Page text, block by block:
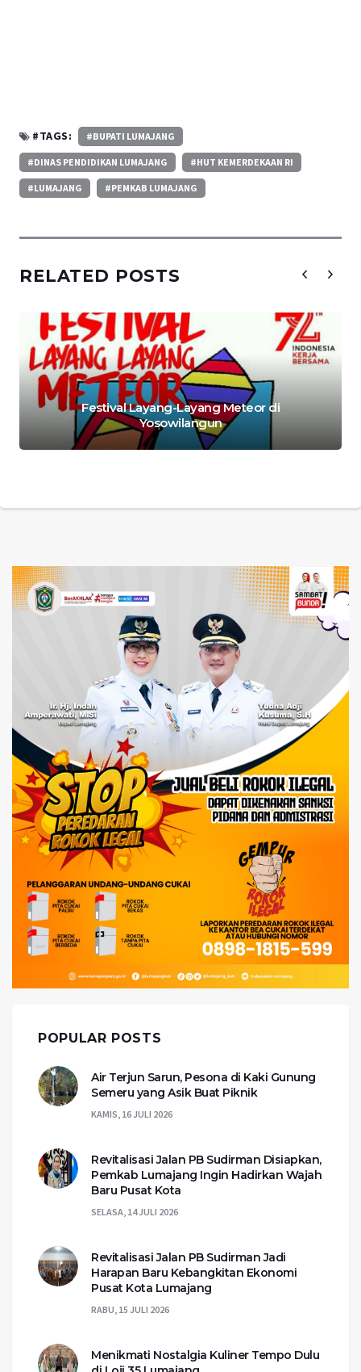
#TAGS: #BUPATI LUMAJANG
#DINAS PENDIDIKAN LUMAJANG #HUT KEMERDEKAAN RI
#LUMAJANG #PEMKAB LUMAJANG
RELATED POSTS
Festival Layang-Layang Meteor di
Yosowilangun
POPULAR POSTS
Air Terjun Sarun, Pesona di Kaki Gunung
Semeru yang Asik Buat Piknik
KAMIS, 16 JULI 2026
Revitalisasi Jalan PB Sudirman Disiapkan,
Pemkab Lumajang Ingin Hadirkan Wajah
Baru Pusat Kota
SELASA, 14 JULI 2026
Revitalisasi Jalan PB Sudirman Jadi
Harapan Baru Kebangkitan Ekonomi
Pusat Kota Lumajang
RABU, 15 JULI 2026
Menikmati Nostalgia Kuliner Tempo Dulu